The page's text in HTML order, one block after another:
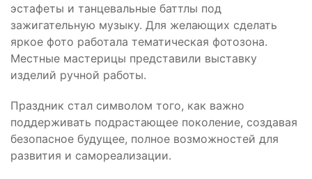
эстафеты и танцевальные баттлы под
зажигательную музыку. Для желающих сделать
яркое фото работала тематическая фотозона.
Местные мастерицы представили выставку
изделий ручной работы.
Праздник стал символом того, как важно
поддерживать подрастающее поколение, создавая
безопасное будущее, полное возможностей для
развития и самореализации.